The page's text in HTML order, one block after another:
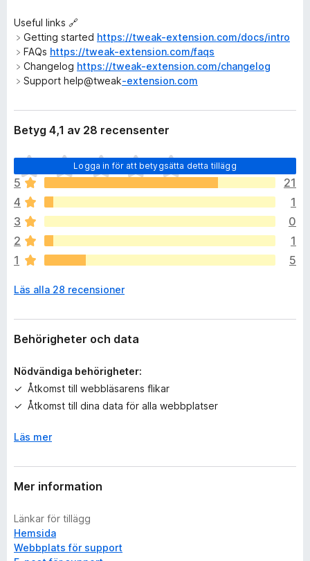
Useful links 🔗
﹥Getting started https://tweak-extension.com/docs/intro
﹥FAQs https://tweak-extension.com/faqs
﹥Changelog https://tweak-extension.com/changelog
﹥Support help@tweak-extension.com
Betyg 4,1 av 28 recensenter
Logga in för att betygsätta detta tillägg
D
e
t
f
i
n
n
s
n
a
b
t
g
ä
5
21
4
1
3
0
2
1
1
5
Läs alla 28 recensioner
Behörigheter och data
Nödvändiga behörigheter:
Åtkomst till webbläsarens flikar
Åtkomst till dina data för alla webbplatser
Läs mer
Mer information
Länkar för tillägg
Hemsida
Webbplats för support